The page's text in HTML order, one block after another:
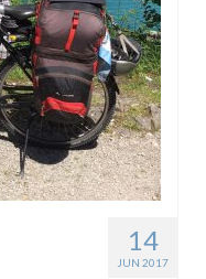
14
JUN 2017